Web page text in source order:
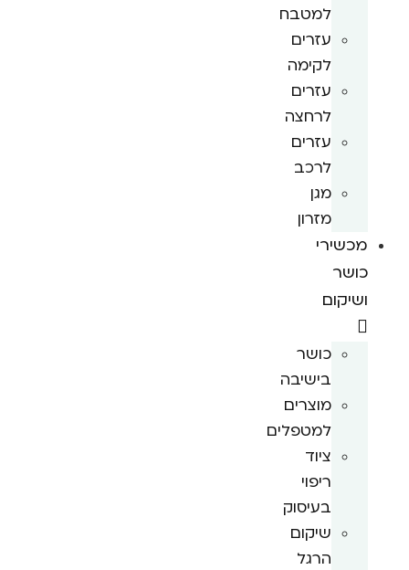
למטבח
עזרים
לקימה
עזרים
לרחצה
עזרים
לרכב
מגן
מזרון
מכשירי
כושר
ושיקום
כושר
בישיבה
מוצרים
למטפלים
ציוד
ריפוי
בעיסוק
שיקום
הרגל